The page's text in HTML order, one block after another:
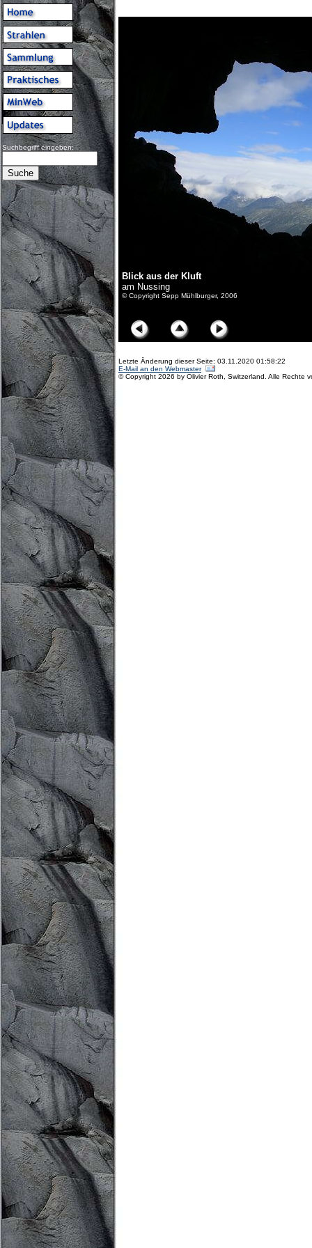
Suchbegriff eingeben:
Blick aus der Kluft
am Nussing
© Copyright Sepp Mühlburger, 2006
Letzte Änderung dieser Seite: 03.11.2020 01:58:22
E-Mail an den Webmaster
© Copyright 2026 by Olivier Roth, Switzerland. Alle Rechte